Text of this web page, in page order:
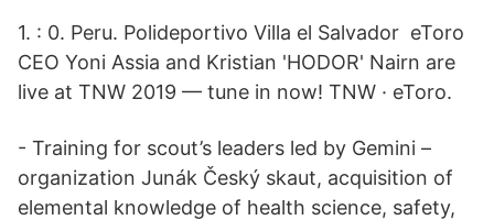
1. : 0. Peru. Polideportivo Villa el Salvador eToro
CEO Yoni Assia and Kristian 'HODOR' Nairn are
live at TNW 2019 — tune in now! TNW · eToro.
- Training for scout’s leaders led by Gemini –
organization Junák Český skaut, acquisition of
elemental knowledge of health science, safety,